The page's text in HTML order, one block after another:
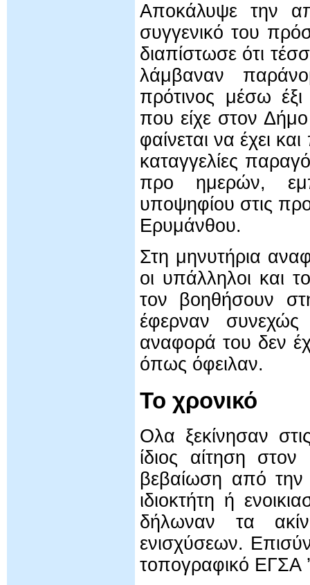
Αποκάλυψε την
συγγενικό του
διαπίστωσε ότι
λάμβαναν
πρότινος μέσω έξι
που είχε στον
φαίνεται να έχει
καταγγελίες
προ ημερών,
υποψηφίου στις
Ερυμάνθου.
Στη μηνυτήρια
οι υπάλληλοι και
τον βοηθήσουν
έφερναν
αναφορά του δεν
όπως όφειλαν.
Το χρονικό
Ολα ξεκίνησαν
ίδιος αίτηση
βεβαίωση από την
ιδιοκτήτη ή
δήλωναν τα
ενισχύσεων.
τοπογραφικό ΕΓΣΑ